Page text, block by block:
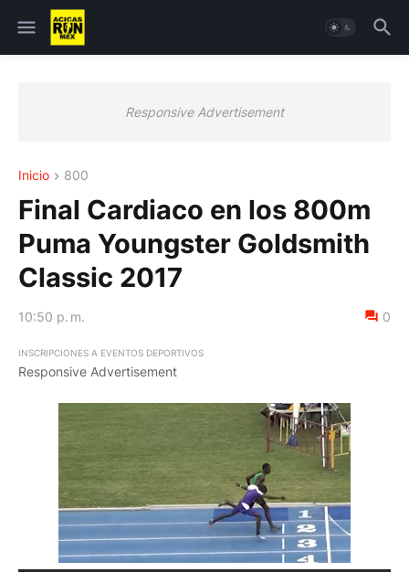
Responsive Advertisement
Inicio 800
Final Cardiaco en los 800m
Puma Youngster Goldsmith
Classic 2017
10:50 p. m. 0
INSCRIPCIONES A EVENTOS DEPORTIVOS
Responsive Advertisement